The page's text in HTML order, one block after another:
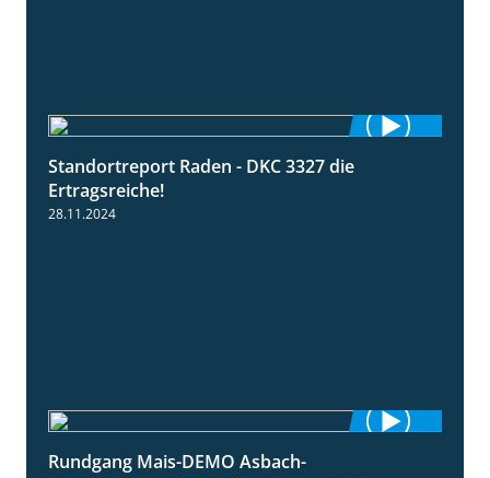
Standortreport Raden - DKC 3327 die
Ertragsreiche!
28.11.2024
Rundgang Mais-DEMO Asbach-